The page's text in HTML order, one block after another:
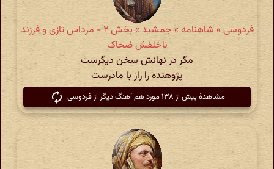
فردوسی » شاهنامه » جمشید » بخش ۲ - مرداس تازی و فرزند
ناخلفش ضحاک
مگر در نهانش سخن دیگرست
پژوهنده را راز با مادرست
مشاهدهٔ بیش از ۱۳۸ مورد هم آهنگ دیگر از فردوسی